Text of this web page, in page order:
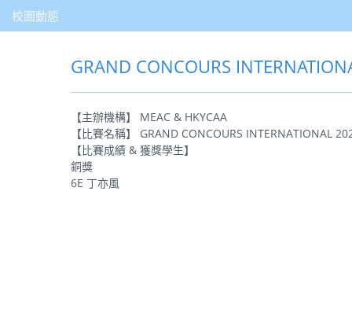
校園動態
GRAND CONCOURS
【主辦機構】 MEAC & HKYCAA
【比賽名稱】 GRAND CONCOURS INTERNATIONAL
【比賽成績 & 獲獎學生】
銅獎
6E 丁亦風